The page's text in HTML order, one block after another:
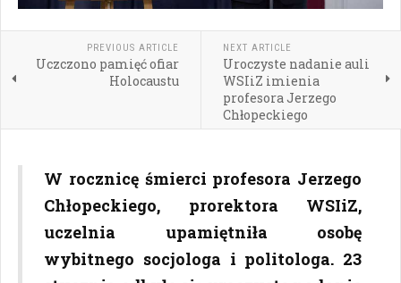
PREVIOUS ARTICLE
Uczczono pamięć ofiar
Holocaustu
NEXT ARTICLE
Uroczyste nadanie auli
WSIiZ imienia
profesora Jerzego
Chłopeckiego
W rocznicę śmierci profesora Jerzego
Chłopeckiego, prorektora WSIiZ,
uczelnia upamiętniła osobę
wybitnego socjologa i politologa. 23